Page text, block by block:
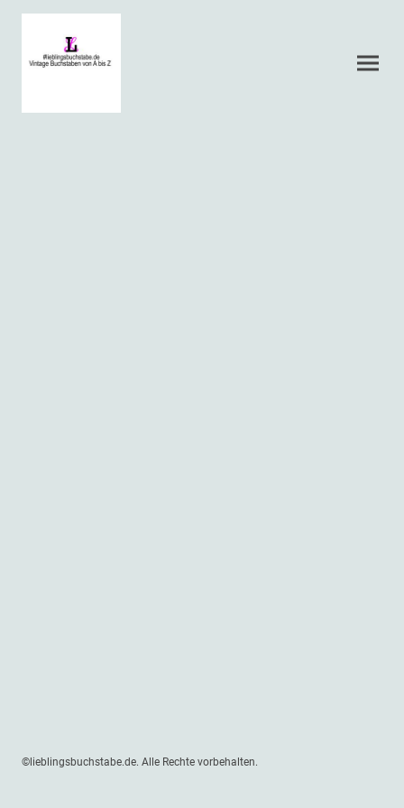
©lieblingsbuchstabe.de. Alle Rechte vorbehalten.